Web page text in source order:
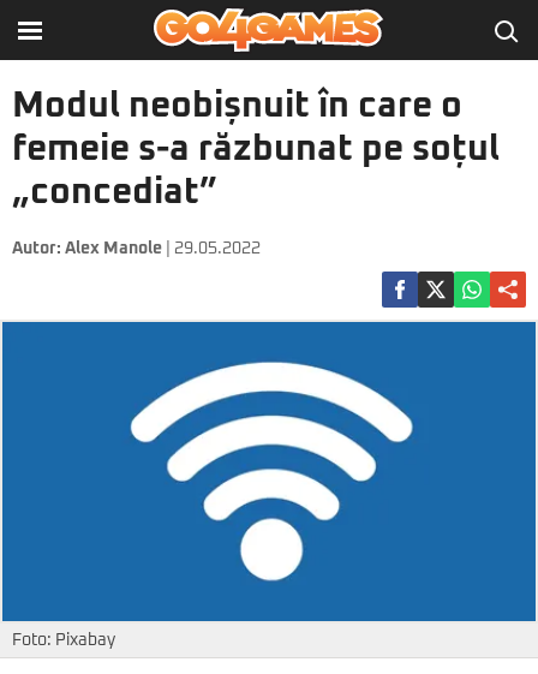
Modul neobișnuit în care o
femeie s-a răzbunat pe soțul
„concediat”
Autor: Alex Manole | 29.05.2022
Foto: Pixabay